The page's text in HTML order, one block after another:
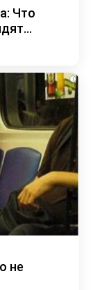
Что
i
не